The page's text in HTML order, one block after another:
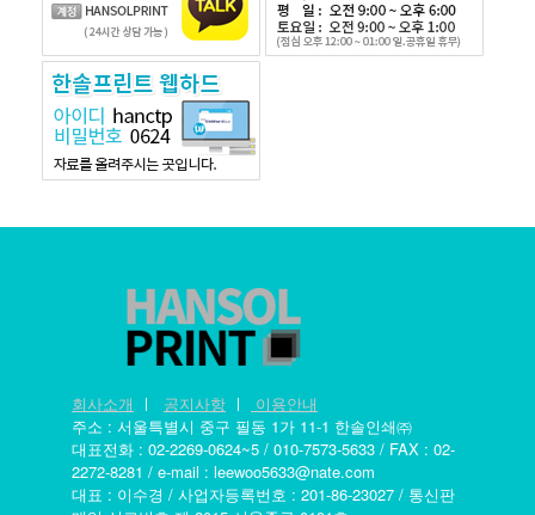
회사소개 ㅣ 공지사항 ㅣ
이용안내
주소 : 서울특별시 중구 필동 1가 11-1 한솔인쇄㈜
대표전화 : 02-2269-0624~5 / 010-7573-5633 / FAX : 02-
2272-8281 / e-mail : leewoo5633@nate.com
대표 : 이수경 / 사업자등록번호 : 201-86-23027 / 통신판